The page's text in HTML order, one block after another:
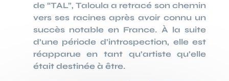
de “TAL”, Taloula a retracé son chemin
vers ses racines après avoir connu un
succès notable en France. À la suite
d’une période d’introspection, elle est
réapparue en tant qu’artiste qu’elle
était destinée à être.